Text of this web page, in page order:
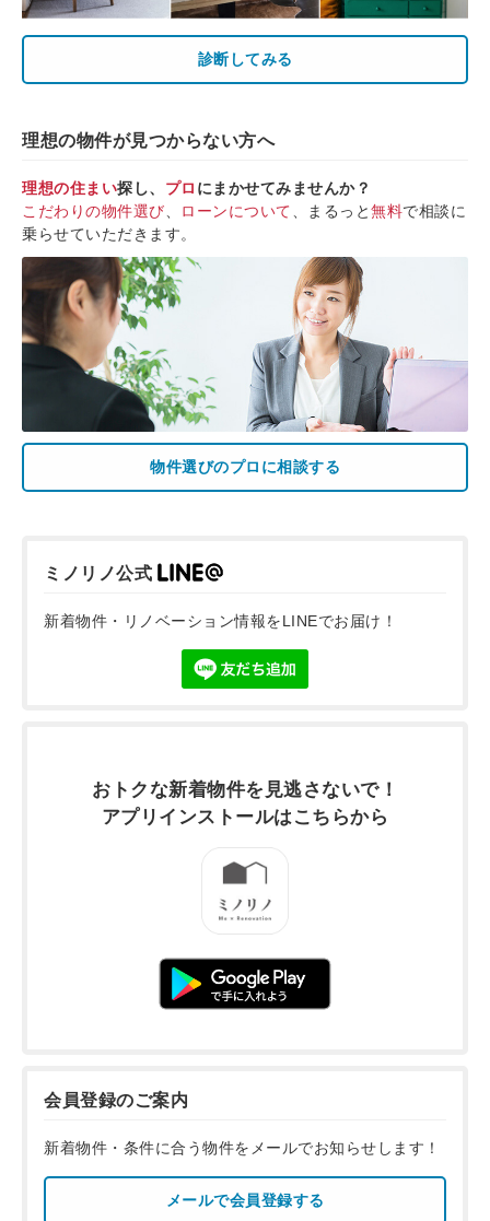
診断してみる
理想の物件が見つからない方へ
理想の住まい探し、 プロ にまかせてみませんか？
こだわりの物件選び
ローンについて 、まるっと無料で相談に
乗らせていただきます。
物件選びのプロに相談する
ミノリノ公式
新着物件・リノベーション情報をLINEでお届け！
おトクな新着物件を 見逃さないで！
アプリインストールはこちらから
会員登録のご案内
新着物件・条件に合う物件をメールでお知らせします！
メールで会員登録する